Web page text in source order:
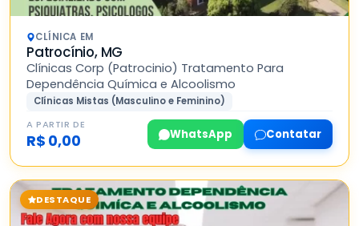
CLÍNICA EM
Patrocínio, MG
Clínicas Corp (Patrocinio) Tratamento Para
Dependência Química e Alcoolismo
Clínicas Mistas (Masculino e Feminino)
A PARTIR DE
R$ 0,00 WhatsApp Contatar
DESTAQUE